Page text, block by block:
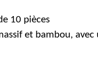
10 pièces
et bambou,